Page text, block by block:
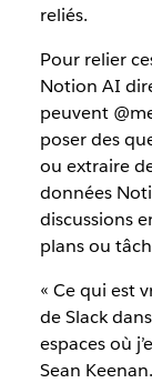
reliés.
Pour relier
Notion AI
peuvent
poser des
ou extraire
données
discussions
plans ou
« Ce qui est
de Slack
espaces où
Sean